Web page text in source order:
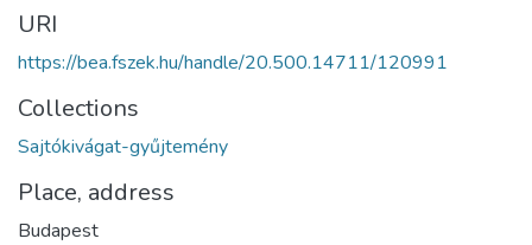
URI
https://bea.fszek.hu/handle/20.500.14711/120991
Collections
Sajtókivágat-gyűjtemény
Place, address
Budapest